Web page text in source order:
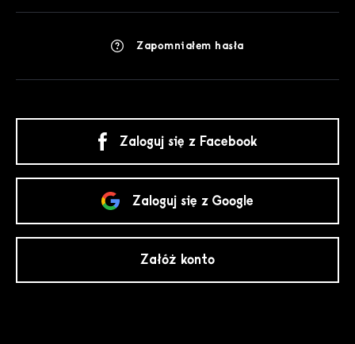
Zapomniałem hasła
Zaloguj się z Facebook
Zaloguj się z Google
Załóż konto